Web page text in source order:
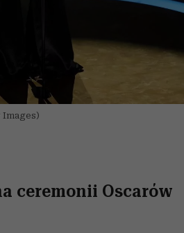
ceremonii Oscarów